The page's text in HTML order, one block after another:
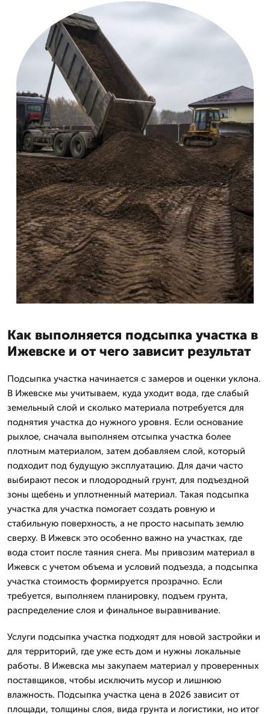
Как выполняется подсыпка участка в
Ижевске и от чего зависит результат
Подсыпка участка начинается с замеров и оценки уклона.
В Ижевске мы учитываем, куда уходит вода, где слабый
земельный слой и сколько материала потребуется для
поднятия участка до нужного уровня. Если основание
рыхлое, сначала выполняем отсыпка участка более
плотным материалом, затем добавляем слой, который
подходит под будущую эксплуатацию. Для дачи часто
выбирают песок и плодородный грунт, для подъездной
зоны щебень и уплотненный материал. Такая подсыпка
участка для участка помогает создать ровную и
стабильную поверхность, а не просто насыпать землю
сверху. В Ижевск это особенно важно на участках, где
вода стоит после таяния снега. Мы привозим материал в
Ижевск с учетом объема и условий подъезда, а подсыпка
участка стоимость формируется прозрачно. Если
требуется, выполняем планировку, подъем грунта,
распределение слоя и финальное выравнивание.
Услуги подсыпка участка подходят для новой застройки и
для территорий, где уже есть дом и нужны локальные
работы. В Ижевска мы закупаем материал у проверенных
поставщиков, чтобы исключить мусор и лишнюю
влажность. Подсыпка участка цена в 2026 зависит от
площади, толщины слоя, вида грунта и логистики, но итог